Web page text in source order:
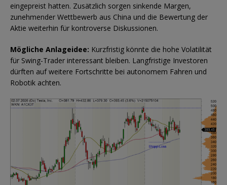
eingepreist hatten. Zusätzlich sorgen sinkende Margen,
zunehmender Wettbewerb aus China und die Bewertung der
Aktie weiterhin für kontroverse Diskussionen.
Mögliche Anlageidee: Kurzfristig könnte die hohe Volatilität
für Swing-Trader interessant bleiben. Langfristige Investoren
dürften auf weitere Fortschritte bei autonomem Fahren und
Robotik achten.